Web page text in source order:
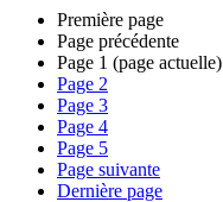
Première page
Page précédente
Page 1 (page actuelle)
Page 2
Page 3
Page 4
Page 5
Page suivante
Dernière page